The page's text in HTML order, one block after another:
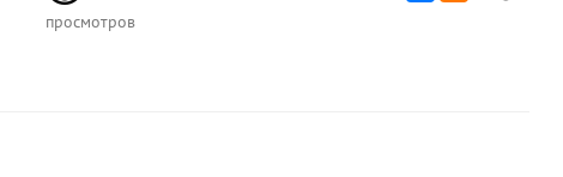
просмотров